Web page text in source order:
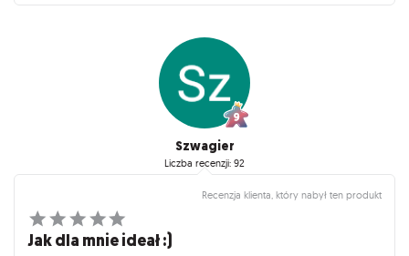
Szwagier
Liczba recenzji: 92
Recenzja klienta, który nabył ten produkt
Jak dla mnie ideał :)